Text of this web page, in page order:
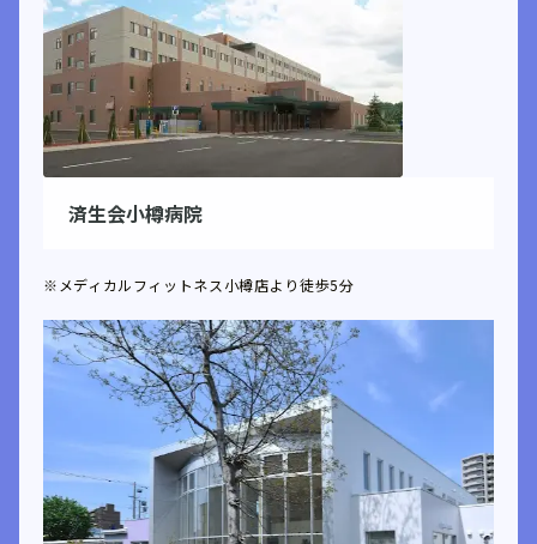
済生会小樽病院
※メディカルフィットネス小樽店より徒歩5分